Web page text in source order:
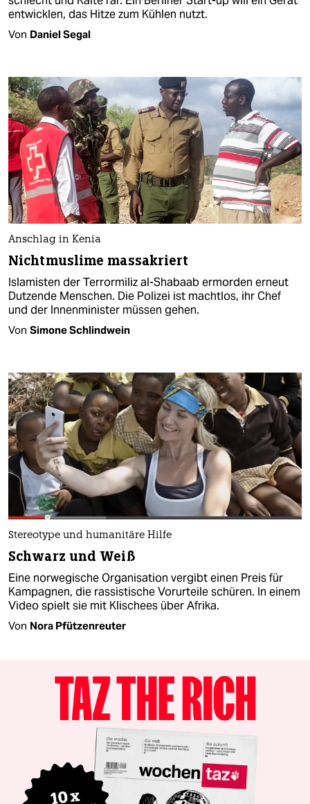
entwicklen, das Hitze zum Kühlen nutzt.
Von Daniel Segal
Anschlag in Kenia
Nichtmuslime massakriert
Islamisten der Terrormiliz al-Shabaab ermorden erneut
Dutzende Menschen. Die Polizei ist machtlos, ihr Chef
und der Innenminister müssen gehen.
Von Simone Schlindwein
Stereotype und humanitäre Hilfe
Schwarz und Weiß
Eine norwegische Organisation vergibt einen Preis für
Kampagnen, die rassistische Vorurteile schüren. In einem
Video spielt sie mit Klischees über Afrika.
Von Nora Pfützenreuter